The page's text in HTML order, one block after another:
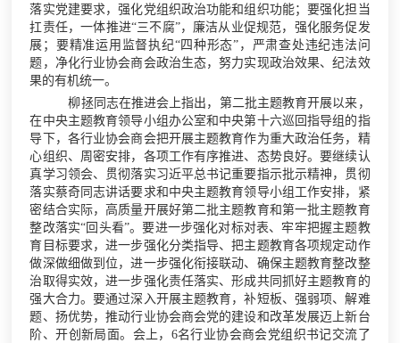
落实党建要求，强化党组织政治功能和组织功能；要强化担当
扛责任，一体推进“三不腐”，廉洁从业促规范，强化服务促发
展；要精准运用监督执纪“四种形态”，严肃查处违纪违法问
题，净化行业协会商会政治生态，努力实现政治效果、纪法效
果的有机统一。
柳拯同志在推进会上指出，第二批主题教育开展以来，
在中央主题教育领导小组办公室和中央第十六巡回指导组的指
导下，各行业协会商会把开展主题教育作为重大政治任务，精
心组织、周密安排，各项工作有序推进、态势良好。要继续认
真学习领会、贯彻落实习近平总书记重要指示批示精神，贯彻
落实蔡奇同志讲话要求和中央主题教育领导小组工作安排，紧
密结合实际，高质量开展好第二批主题教育和第一批主题教育
整改落实“回头看”。要进一步强化对标对表、牢牢把握主题教
育目标要求，进一步强化分类指导、把主题教育各项规定动作
做深做细做到位，进一步强化衔接联动、确保主题教育整改整
治取得实效，进一步强化责任落实、形成共同抓好主题教育的
强大合力。要通过深入开展主题教育，补短板、强弱项、解难
题、扬优势，推动行业协会商会党的建设和改革发展迈上新台
阶、开创新局面。会上，6名行业协会商会党组织书记交流了